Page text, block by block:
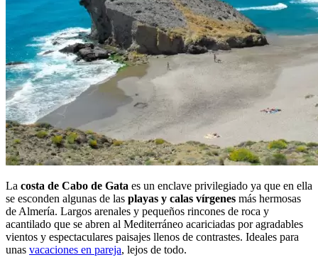
La costa de Cabo de Gata es un enclave privilegiado ya que en ella
se esconden algunas de las playas y calas vírgenes más hermosas
de Almería. Largos arenales y pequeños rincones de roca y
acantilado que se abren al Mediterráneo acariciadas por agradables
vientos y espectaculares paisajes llenos de contrastes. Ideales para
unas vacaciones en pareja, lejos de todo.